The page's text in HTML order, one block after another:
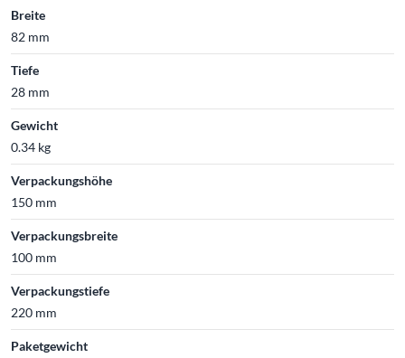
Breite
82 mm
Tiefe
28 mm
Gewicht
0.34 kg
Verpackungshöhe
150 mm
Verpackungsbreite
100 mm
Verpackungstiefe
220 mm
Paketgewicht